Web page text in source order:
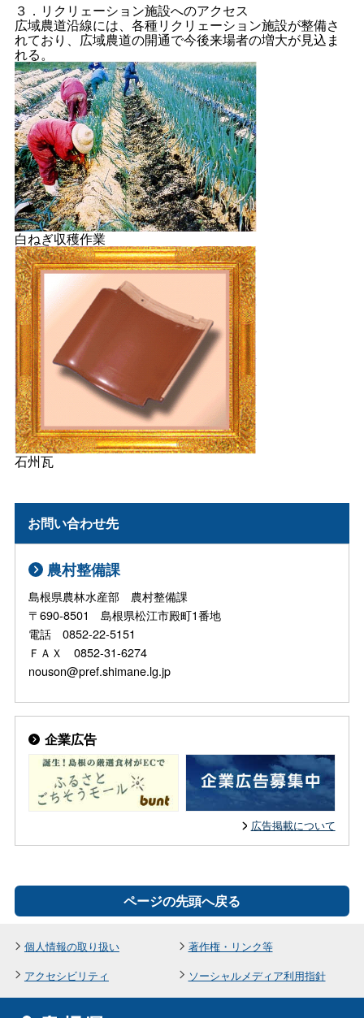
３．リクリェーション施設へのアクセス
広域農道沿線には、各種リクリェーション施設が整備さ
れており、広域農道の開通で今後来場者の増大が見込ま
れる。
白ねぎ収穫作業
石州瓦
お問い合わせ先
農村整備課
島根県農林水産部 農村整備課
〒690-8501 島根県松江市殿町1番地
電話 0852-22-5151
ＦＡＸ 0852-31-6274
nouson@pref.shimane.lg.jp
企業広告
広告掲載について
ページの先頭へ戻る
個人情報の取り扱い
著作権・リンク等
アクセシビリティ
ソーシャルメディア利用指針